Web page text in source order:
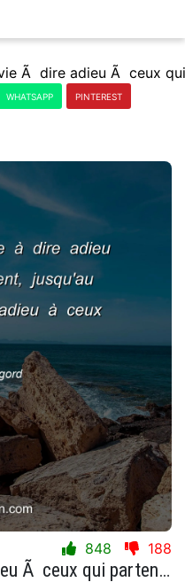
WHATSAPP PINTEREST
848 188
On passe sa vie Ã dire adieu Ã ceux qui partent, jusqu'au jour oÃ¹ l'on dit adieu Ã ceux qui restent.